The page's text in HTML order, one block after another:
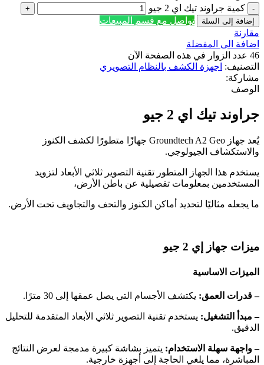
كمية جراوند تيك اي 2 جيو
إضافة إلى السلة
تواصل مع قسم المبيعات
مقارنة
اضافة الى المفضلة
46 عدد الزوار في هذه الصفحة الآن
التصنيف: اجهزة الكشف بالنظام التصويري
مشاركة:
الوصف
جراوند تيك اي 2 جيو
يُعد جهاز Groundtech A2 Geo جهازًا متطورًا لكشف الكنوز
والاستكشاف الجيولوجي.
يستخدم هذا الجهاز المتطور تقنية التصوير ثلاثي الأبعاد لتزويد
المستخدمين بمعلومات تفصيلية عن باطن الأرض،
ما يجعله مثاليًا لتحديد أماكن الكنوز والتحف والتجاويف تحت الأرض.
ميزات جهاز إي 2 جيو
الميزات الاساسية
– قدرات العمق: يكتشف الأجسام التي يصل عمقها إلى 30 مترًا.
– مبدأ التشغيل: يستخدم تقنية التصوير ثلاثي الأبعاد المتقدمة للتحليل
الدقيق.
– واجهة سهلة الاستخدام: يتميز بشاشة كبيرة مدمجة لعرض النتائج
المباشرة، مما يلغي الحاجة إلى أجهزة خارجية.